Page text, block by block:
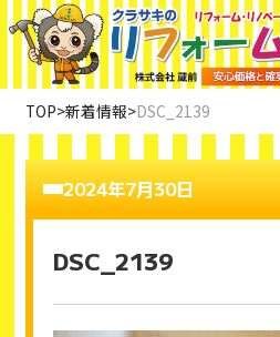
TOP>新着情報>DSC_2139
2024年7月30日
DSC_2139